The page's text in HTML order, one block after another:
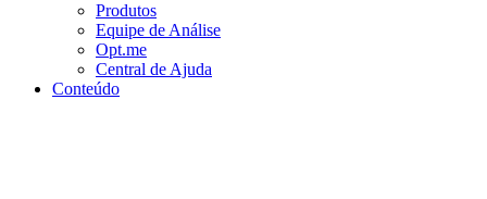
Produtos
Equipe de Análise
Opt.me
Central de Ajuda
Conteúdo